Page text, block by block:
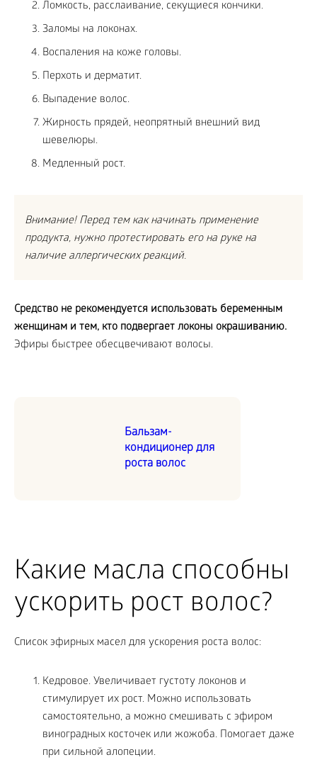
Ломкость, расслаивание, секущиеся кончики.
Заломы на локонах.
Воспаления на коже головы.
Перхоть и дерматит.
Выпадение волос.
Жирность прядей, неопрятный внешний вид
шевелюры.
Медленный рост.
Внимание! Перед тем как начинать применение
продукта, нужно протестировать его на руке на
наличие аллергических реакций.
Средство не рекомендуется использовать беременным
женщинам и тем, кто подвергает локоны окрашиванию.
Эфиры быстрее обесцвечивают волосы.
Бальзам-
кондиционер для
роста волос
Какие масла способны
ускорить рост волос?
Список эфирных масел для ускорения роста волос:
Кедровое. Увеличивает густоту локонов и
стимулирует их рост. Можно использовать
самостоятельно, а можно смешивать с эфиром
виноградных косточек или жожоба. Помогает даже
при сильной алопеции.